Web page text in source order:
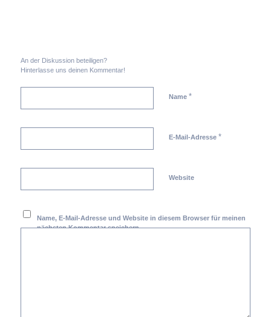
An der Diskussion beteiligen?
Hinterlasse uns deinen Kommentar!
Name *
E-Mail-Adresse *
Website
Name, E-Mail-Adresse und Website in diesem Browser für meinen
nächsten Kommentar speichern.